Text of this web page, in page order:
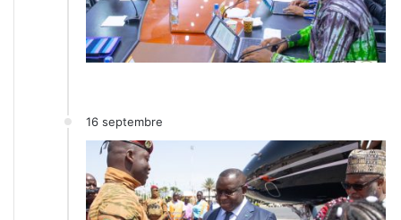
16 septembre